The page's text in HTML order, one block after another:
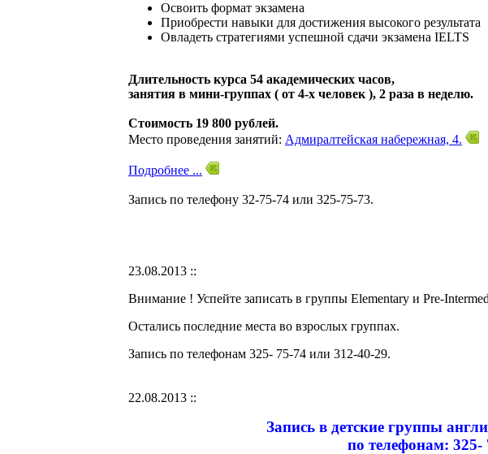
Освоить формат экзамена
Приобрести навыки для достижения высокого результата
Овладеть стратегиями успешной сдачи экзамена IELTS
Длительность курса 54 академических часов,
занятия в мини-группах ( от 4-х человек ), 2 раза в неделю.
Стоимость 19 800 рублей.
Место проведения занятий: Адмиралтейская набережная, 4.
Подробнее ...
Запись по телефону 32-75-74 или 325-75-73.
23.08.2013 ::
Внимание ! Успейте записать в группы Elementary и Pre-
Остались последние места во взрослых группах.
Запись по телефонам 325- 75-74 или 312-40-29.
22.08.2013 ::
Запись в детские группы
по телефонам: 325-